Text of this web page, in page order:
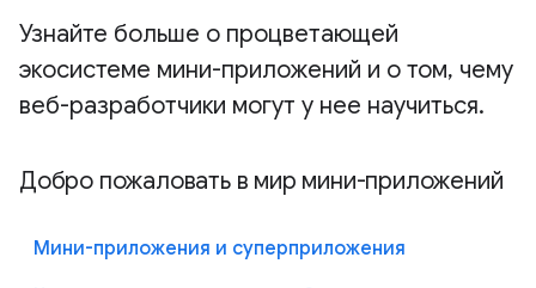
Узнайте больше о процветающей
экосистеме мини-приложений и о том, чему
веб-разработчики могут у нее научиться.
Добро пожаловать в мир мини-приложений
Мини-приложения и суперприложения